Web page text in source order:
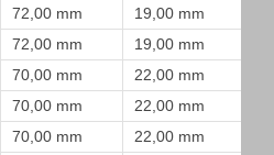
72,00 mm
19,00 mm
72,00 mm
19,00 mm
70,00 mm
22,00 mm
70,00 mm
22,00 mm
70,00 mm
22,00 mm